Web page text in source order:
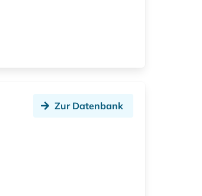
Zur Datenbank